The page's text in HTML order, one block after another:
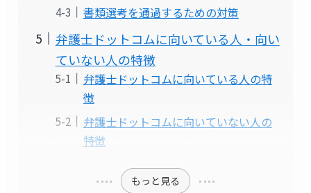
書類選考を通過するための対策
弁護士ドットコムに向いている人・向い
ていない人の特徴
弁護士ドットコムに向いている人の特
徴
弁護士ドットコムに向いていない人の
特徴
もっと見る